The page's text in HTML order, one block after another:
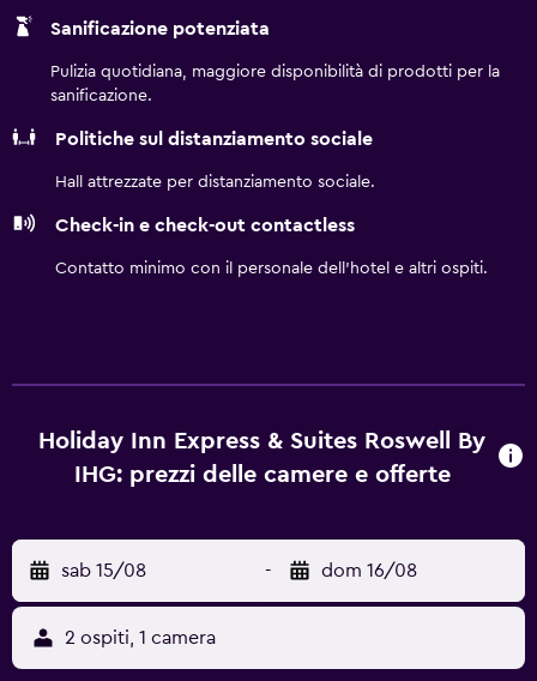
eseguite tutti i giorni. I servizi ricreativi di un hotel
Sanificazione potenziata
Pulizia quotidiana, maggiore disponibilità di prodotti per la
sanificazione.
Politiche sul distanziamento sociale
Hall attrezzate per distanziamento sociale.
Check-in e check-out contactless
Contatto minimo con il personale dell'hotel e altri ospiti.
Holiday Inn Express & Suites Roswell By
IHG: prezzi delle camere e offerte
sab 15/08 - dom 16/08
2 ospiti, 1 camera